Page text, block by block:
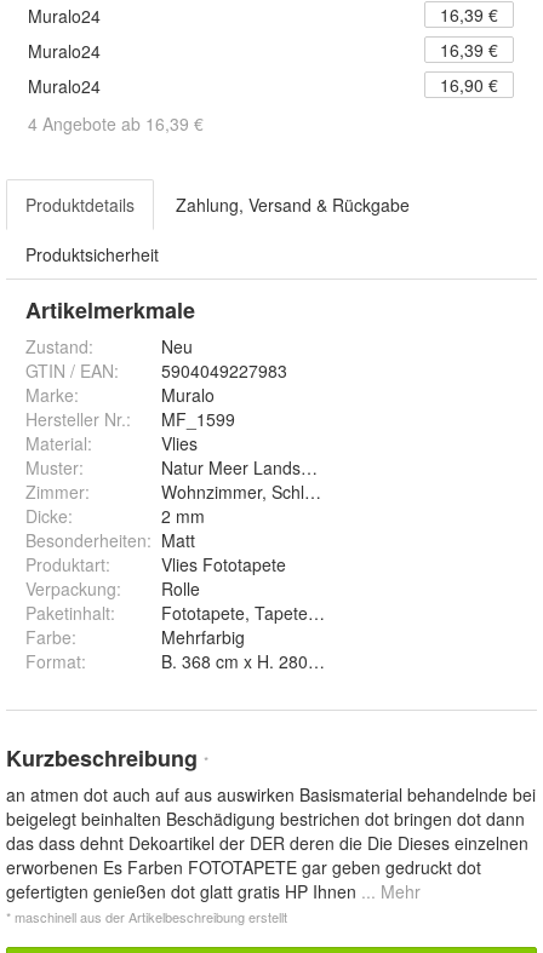
Muralo24
16,39 €
Muralo24
16,39 €
Muralo24
16,90 €
4 Angebote ab 16,39 €
Produktdetails Zahlung, Versand & Rückgabe
Produktsicherheit
Artikelmerkmale
Zustand:
Neu
GTIN / EAN:
5904049227983
Marke:
Muralo
Hersteller Nr.:
MF_1599
Material:
Vlies
Muster:
Natur Meer Landschaft Himmel Wolken Sonne
Zimmer:
Wohnzimmer, Schlafzimmer, Arbeitszimmer,
Dicke:
2 mm
Besonderheiten: Matt
Produktart:
Vlies Fototapete
Verpackung:
Rolle
Paketinhalt:
Fototapete, Tapetenkleister, Montageanleitung
Farbe:
Mehrfarbig
Format: B. 368 cm x H. 280 cm, B. 460 cm x H. 300 cm,
Kurzbeschreibung *
an atmen dot auch auf aus auswirken Basismaterial behandelnde bei
beigelegt beinhalten Beschädigung bestrichen dot bringen dot dann
das dass dehnt Dekoartikel der DER deren die Die Dieses einzelnen
erworbenen Es Farben FOTOTAPETE gar geben gedruckt dot
gefertigten genießen dot glatt gratis HP Ihnen ... Mehr
* maschinell aus der Artikelbeschreibung erstellt